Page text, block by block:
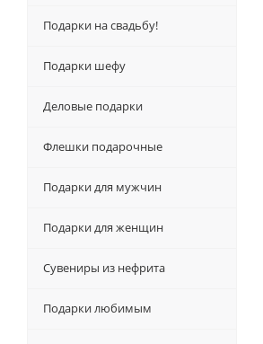
Подарки на свадьбу!
Подарки шефу
Деловые подарки
Флешки подарочные
Подарки для мужчин
Подарки для женщин
Сувениры из нефрита
Подарки любимым